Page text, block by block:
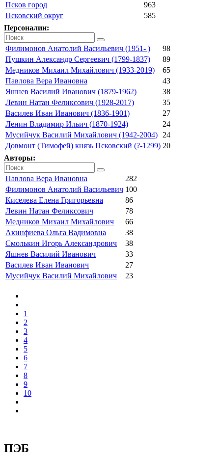
Псков город
963
Псковский округ
585
Персоналии:
Филимонов Анатолий Васильевич (1951- )
98
Пушкин Александр Сергеевич (1799-1837)
89
Медников Михаил Михайлович (1933-2019)
65
Павлова Вера Ивановна
43
Яшнев Василий Иванович (1879-1962)
38
Левин Натан Феликсович (1928-2017)
35
Василев Иван Иванович (1836-1901)
27
Ленин Владимир Ильич (1870-1924)
24
Мусийчук Василий Михайлович (1942-2004)
24
Довмонт (Тимофей) князь Псковский (?-1299) 20
Авторы:
Павлова Вера Ивановна
282
Филимонов Анатолий Васильевич 100
Киселева Елена Григорьевна
86
Левин Натан Феликсович
78
Медников Михаил Михайлович
66
Акинфиева Ольга Вадимовна
38
Смолькин Игорь Александрович
38
Яшнев Василий Иванович
33
Василев Иван Иванович
27
Мусийчук Василий Михайлович
23
1
2
3
4
5
6
7
8
9
10
ПЭБ